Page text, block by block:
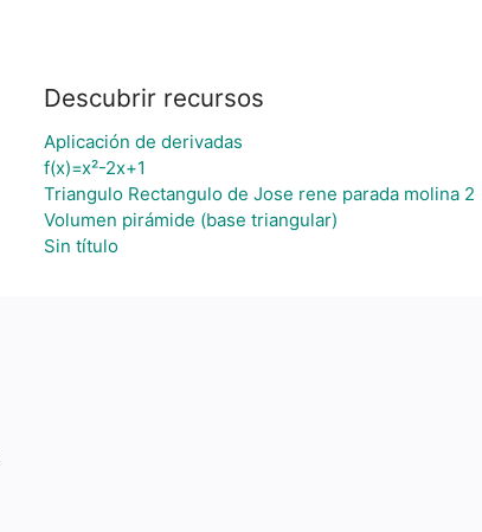
Descubrir recursos
Aplicación de derivadas
f(x)=x²-2x+1
Triangulo Rectangulo de Jose rene parada molina 2
Volumen pirámide (base triangular)
Sin título